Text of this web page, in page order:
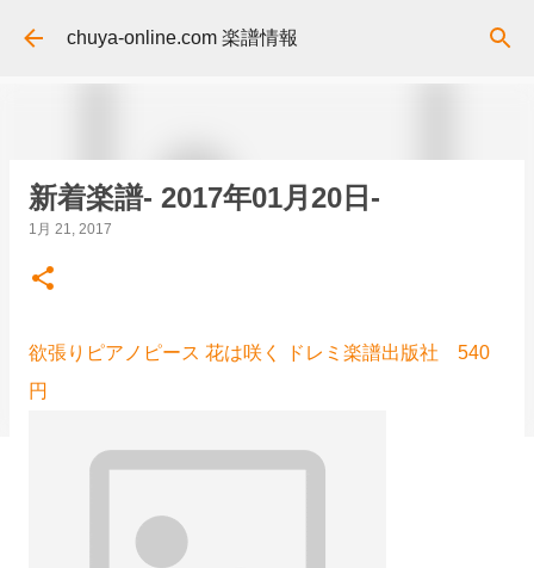
スキップしてメイン コンテンツに移動
chuya-online.com 楽譜情報
新着楽譜- 2017年01月20日-
1月 21, 2017
欲張りピアノピース 花は咲く ドレミ楽譜出版社 540
円